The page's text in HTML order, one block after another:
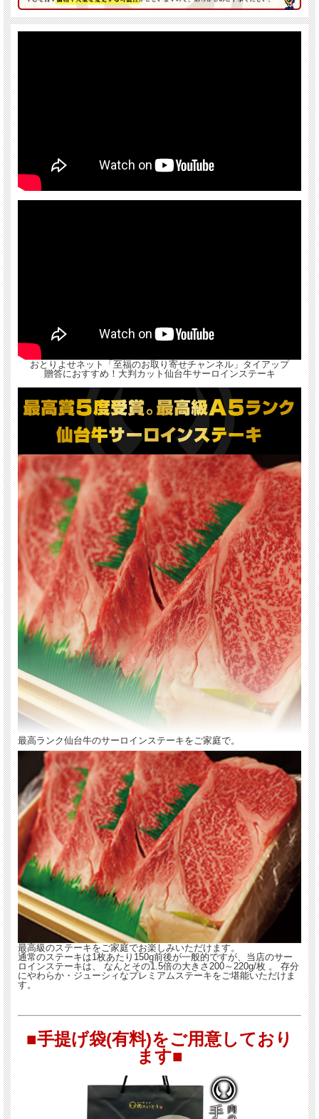
おとりよせネット「至福のお取り寄せチャンネル」タイアップ
贈答におすすめ！大判カット仙台牛サーロインステーキ
最高ランク仙台牛のサーロインステーキをご家庭で。
最高級のステーキをご家庭でお楽しみいただけます。
通常のステーキは1枚あたり150g前後が一般的ですが、当店のサー
ロインステーキは、 なんとその1.5倍の大きさ200～220g/枚 。 存分
にやわらか・ジューシィなプレミアムステーキをご堪能いただけま
す。
■手提げ袋(有料)をご用意しており
ます■